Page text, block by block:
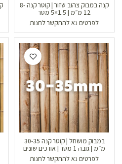
קנה במבוק צהוב שזור | קוטר קנה 8-
12 מ״מ | 1.5×5 מטר
לפרטים נא להתקשר לחנות
במבוק מושחל | קוטר קנה 30-35
מ״מ | גובה 1 מטר | אורכים שונים
לפרטים נא להתקשר לחנות